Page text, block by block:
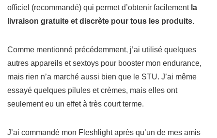
officiel (recommandé) qui permet d’obtenir facilement la
livraison gratuite et discrète pour tous les produits.
Comme mentionné précédemment, j’ai utilisé quelques
autres appareils et sextoys pour booster mon endurance,
mais rien n’a marché aussi bien que le STU. J’ai même
essayé quelques pilules et crèmes, mais elles ont
seulement eu un effet à très court terme.
J’ai commandé mon Fleshlight après qu’un de mes amis